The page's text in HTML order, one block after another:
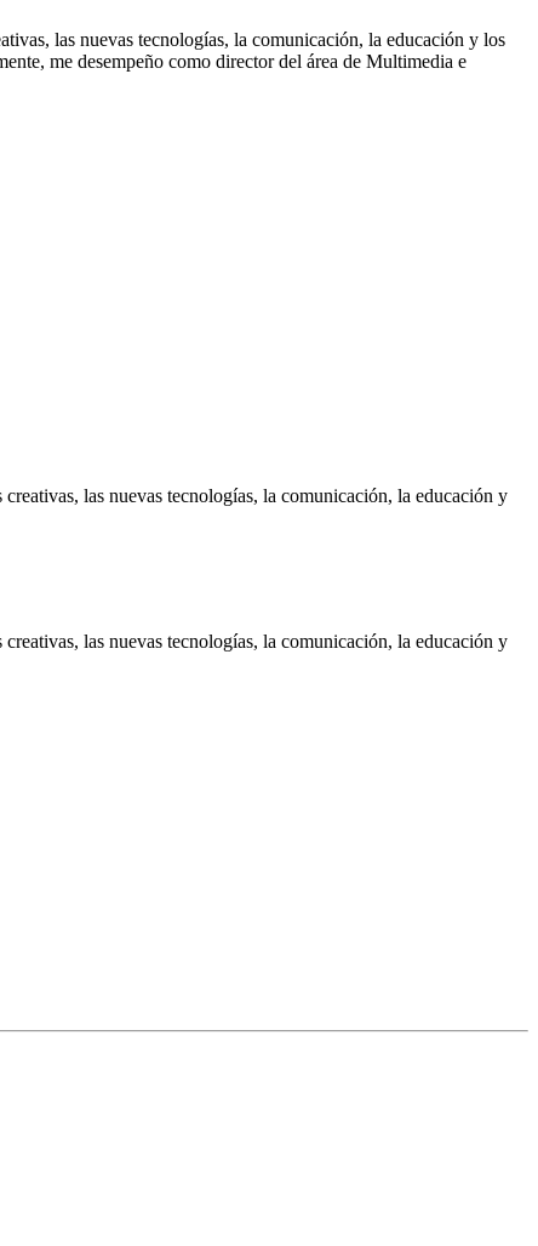
las nuevas tecnologías, la comunicación, la educación y los
me desempeño como director del área de Multimedia e
las nuevas tecnologías, la comunicación, la educación y
las nuevas tecnologías, la comunicación, la educación y